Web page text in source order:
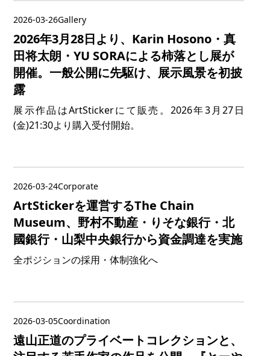
2026-03-26Gallery
2026年3月28日より、Karin Hosono・真
田将太朗・YU SORAによる柿落とし展が
開催。一般公開に先駆け、展示風景を初披
露
展示作品はArtStickerにて販売。2026年3月27日
(金)21:30より購入受付開始。
2026-03-24Corporate
ArtStickerを運営するThe Chain
Museum、野村不動産・りそな銀行・北
國銀行・山梨中央銀行から資金調達を実施
全ポジションの採用・体制強化へ
2026-03-05Coordination
遠山正道のプライベートコレクションと、